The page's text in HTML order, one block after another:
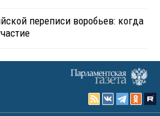
переписи воробьев: когда